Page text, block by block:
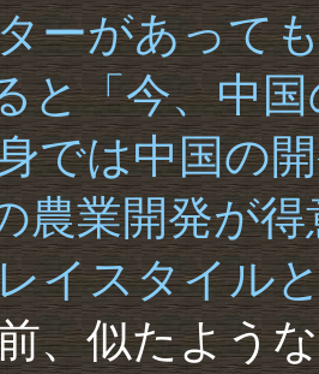
ーがあって
と「今、中
では中国の
農業開発が
イスタイル
、似たよう